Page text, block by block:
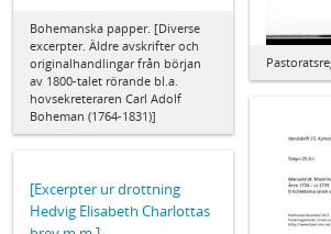
Bohemanska papper. [Diverse
excerpter. Äldre avskrifter och
originalhandlingar från början
av 1800-talet rörande bl.a.
hovsekreteraren Carl Adolf
Boheman (1764-1831)]
[Excerpter ur drottning
Hedvig Elisabeth Charlottas